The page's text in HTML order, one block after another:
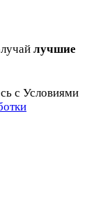
лучшие
с Условиями